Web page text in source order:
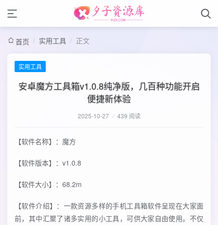
首页 / 实用工具 / 正文
实用工具
安卓魔方工具箱v1.0.8纯净版，几百种功能开启
便捷新体验
2025-10-27 / 439 阅读
【软件名称】：魔方
【软件版本】：v1.0.8
【软件大小】：68.2m
【软件介绍】：一款资源多样的手机工具箱软件呈现在大家面
前，其中汇聚了诸多实用的小工具，可供大家自由使用。不仅